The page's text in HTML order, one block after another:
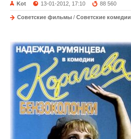
Kot 13-01-2012, 17:10 88 560
Советские фильмы / Советские комедии